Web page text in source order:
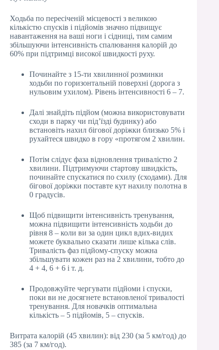
Ходьба по пересіченій місцевості з великою
кількістю спусків і підйомів значно підвищує
навантаження на ваші ноги і сідниці, тим самим
збільшуючи інтенсивність спалювання калорій до
60% при підтримці високої швидкості руху.
Починайте з 15-ти хвилинної розминки
ходьби по горизонтальній поверхні (дорога з
нульовим ухилом). Рівень інтенсивності 6 – 7.
Далі знайдіть підйом (можна використовувати
сходи в парку чи під’їзді будинку) або
встановіть нахил бігової доріжки близько 5% і
рухайтеся швидко в гору «протягом 2 хвилин.
Потім слідує фаза відновлення тривалістю 2
хвилини. Підтримуючи стартову швидкість,
починайте спускатися по схилу (сходами). Для
бігової доріжки поставте кут нахилу полотна в
0 градусів.
Щоб підвищити інтенсивність тренування,
можна підвищити інтенсивність ходьби до
рівня 8 – коли ви за один цикл вдих-видих
можете буквально сказати лише кілька слів.
Тривалість фаз підйому-спуску можна
збільшувати кожен раз на 2 хвилини, тобто до
4 + 4, 6 + 6 і т. д.
Продовжуйте чергувати підйоми і спуски,
поки ви не досягнете встановленої тривалості
тренування. Для новачків оптимальна
кількість – 5 підйомів, 5 – спусків.
Витрата калорій (45 хвилин): від 230 (за 5 км/год) до
385 (за 7 км/год).